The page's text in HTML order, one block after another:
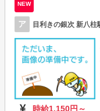
NEW
ア 目利きの銀次 新八柱
時給1,150円～